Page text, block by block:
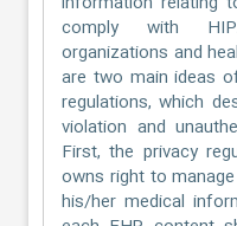
comply with
organizations and
are two main ideas
regulations, which
violation and
First, the privacy
owns right to
his/her medical